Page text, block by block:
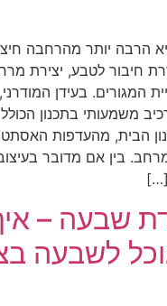
הרבה יותר מהרחבה
חיבור לטבע, יצירת
המגורים. בעידן
משמעותי בתכנון
הבית, מהעדפות
בין אם מדובר
שבעה –
לשבעה